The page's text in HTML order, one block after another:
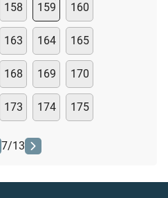
158 159 160
163 164 165
168 169 170
173 174 175
7/13